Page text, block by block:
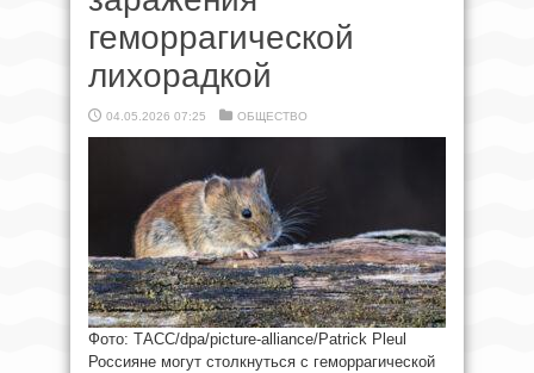
геморрагической
лихорадкой
04.05.2026 07:25 ОБЩЕСТВО
Фото: ТАСС/dpa/picture-alliance/Patrick Pleul
Россияне могут столкнуться с геморрагической